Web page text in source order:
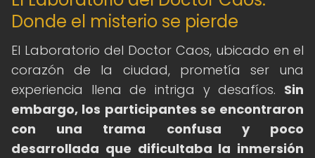
Donde el misterio se pierde
El Laboratorio del Doctor Caos, ubicado en el
corazón de la ciudad, prometía ser una
experiencia llena de intriga y desafíos. Sin
embargo, los participantes se encontraron
con una trama confusa y poco
desarrollada que dificultaba la inmersión